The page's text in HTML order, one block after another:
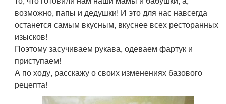
возможно, папы и дедушки! И это для нас навсегда
останется самым вкусным, вкуснее всех ресторанных
изысков!
Поэтому засучиваем рукава, одеваем фартук и
приступаем!
А по ходу, расскажу о своих изменениях базового
рецепта!